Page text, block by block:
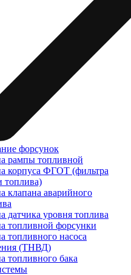
форсунок
рампы топливной
корпуса ФГОТ (фильтра
топлива)
клапана аварийного
датчика уровня топлива
топливной форсунки
топливного насоса
(ТНВД)
топливного бака